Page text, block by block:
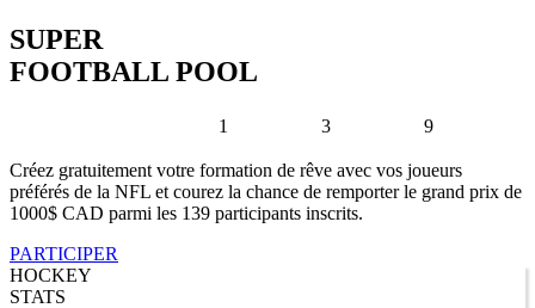
SUPER
FOOTBALL POOL
1 3 9
Créez gratuitement votre formation de rêve avec vos joueurs
préférés de la NFL et courez la chance de remporter le grand prix de
1000$ CAD parmi les 139 participants inscrits.
PARTICIPER
HOCKEY
STATS